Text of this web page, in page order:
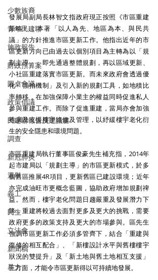
少數族裔
青年民建聯
施政報告
財政預算案
圓桌會議
政策倡議
民建聯報告及建議書
調查
新冠肺炎
選舉
義工
民生
立法會
新聞稿
暴力
發展局副局長林智文指政府現正按照《市區重建
策略》，本著「以人為先、地區為本、與民共
議」的方針推進市區更新工作。他指出近年的市
區更新方向已由過去以個別項目為主轉為以「規
劃主導」，即先通過整體規劃，再以區域更新、
小社區重建落實市區更新。而未來政府會透過優
化「強拍機制」及引入新的規劃工具，如地積比
率轉移，在加強保障小業主的權益同時促進私人
參與重建工作。而除了促進重建，當局亦會加強
推廣及支援樓宇維修及管理，以紓緩樓宇老化衍
生的安全隱患和環境問題。
市區重建局執行董事區俊豪先生補充指，2014年
起市建局以「規劃主導」的市區更新模式，於多
個舊區推展4R項目，更新舊區已建設環境；近年
亦完成油旺市更概念藍圖，協助政府增加規劃禆
益。然而，樓宇老化問題日趨嚴重及發展潛力下
降，重建將較過去面對更多及更大的挑戰，需要
政府更多的政策支持及更大的市場參與。區先生
強調市區更新工作必須多管齊下，結合「重建與
復修的相互配合」、「新樓設計水平與舊樓樓宇
狀況的雙提升」及「新土地與舊土地相互支援」
三方面，才能令市區更新得以可持續地發展。